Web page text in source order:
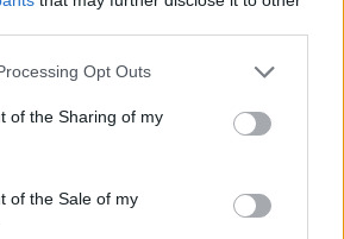
Opt Outs
of the Sharing of my
of the Sale of my
et ne buvez pas au lit pour
les draps de lit (tous les 7
chaque semaine.
pour désodoriser un